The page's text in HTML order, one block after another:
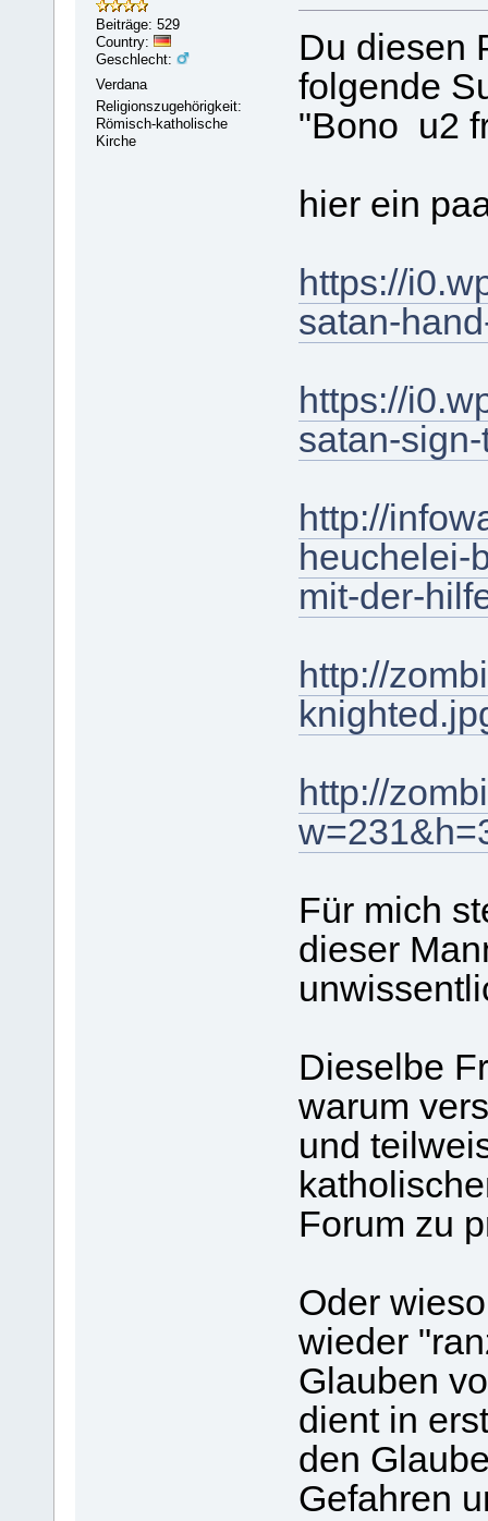
Beiträge: 529
Country:
Geschlecht:
Verdana
Religionszugehörigkeit:
Römisch-katholische
Kirche
Du diesen
folgende
"Bono u2
hier ein
https://
satan-
https://
satan-
http://
heuchelei-
mit-der-
http://
http://
Für mich
dieser
Dieselbe
warum
und
Forum zu
Oder
wieder
Glauben
dient in
den
Gefahren